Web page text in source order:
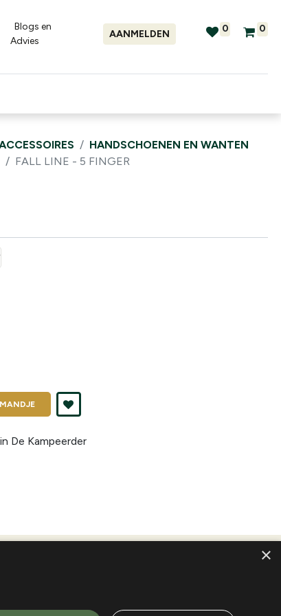
Blogs en
Advies​
AANMELDEN 0 0
HANDSCHOENEN EN WANTEN
FALL LINE - 5 FINGER
De Kampeerder
×